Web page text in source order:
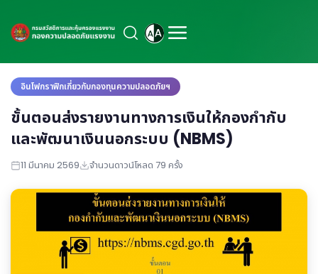
อินโฟกราฟิกเกี่ยวกับกองทุนความปลอดภัยฯ
ขั้นตอนส่งรายงานทางการเงินให้กองกำกับ
และพัฒนาเงินนอกระบบ (NBMS)
11 มีนาคม 2569 จำนวนดาวน์โหลด 79 ครั้ง